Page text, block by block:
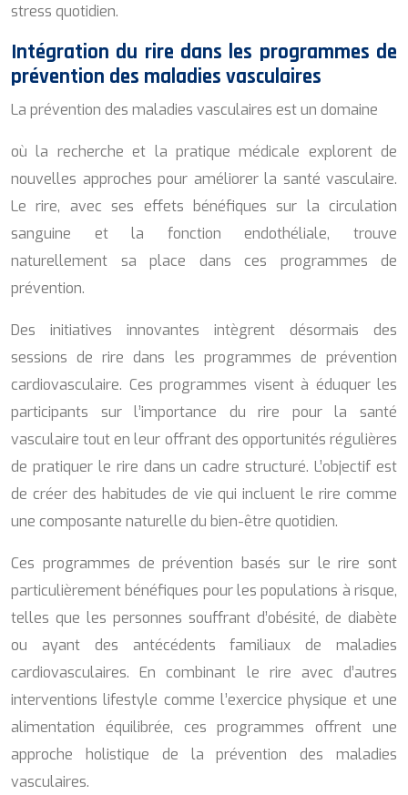
stress quotidien.
Intégration du rire dans les programmes de
prévention des maladies vasculaires
La prévention des maladies vasculaires est un domaine
où la recherche et la pratique médicale explorent de
nouvelles approches pour améliorer la santé vasculaire.
Le rire, avec ses effets bénéfiques sur la circulation
sanguine et la fonction endothéliale, trouve
naturellement sa place dans ces programmes de
prévention.
Des initiatives innovantes intègrent désormais des
sessions de rire dans les programmes de prévention
cardiovasculaire. Ces programmes visent à éduquer les
participants sur l’importance du rire pour la santé
vasculaire tout en leur offrant des opportunités régulières
de pratiquer le rire dans un cadre structuré. L’objectif est
de créer des habitudes de vie qui incluent le rire comme
une composante naturelle du bien-être quotidien.
Ces programmes de prévention basés sur le rire sont
particulièrement bénéfiques pour les populations à risque,
telles que les personnes souffrant d’obésité, de diabète
ou ayant des antécédents familiaux de maladies
cardiovasculaires. En combinant le rire avec d’autres
interventions lifestyle comme l’exercice physique et une
alimentation équilibrée, ces programmes offrent une
approche holistique de la prévention des maladies
vasculaires.